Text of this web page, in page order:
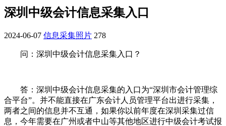
深圳中级会计信息采集入口
2024-06-07 信息采集照片 278
问：深圳中级会计信息采集入口？
答：深圳中级会计信息采集的入口为“深圳市会计管理综
合平台”。并不能直接在广东会计人员管理平台出进行采集，
两者之间的信息并不互通，如果你以前年度在深圳采集过信
息，今年需要在广州或者中山等其他地区进行中级会计考试报